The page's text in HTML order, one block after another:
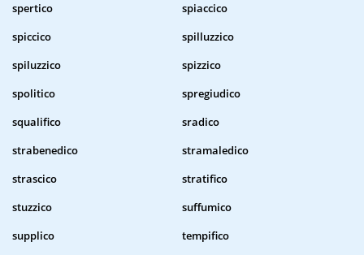
spertico
spiaccico
spiccico
spilluzzico
spiluzzico
spizzico
spolitico
spregiudico
squalifico
sradico
strabenedico
stramaledico
strascico
stratifico
stuzzico
suffumico
supplico
tempifico